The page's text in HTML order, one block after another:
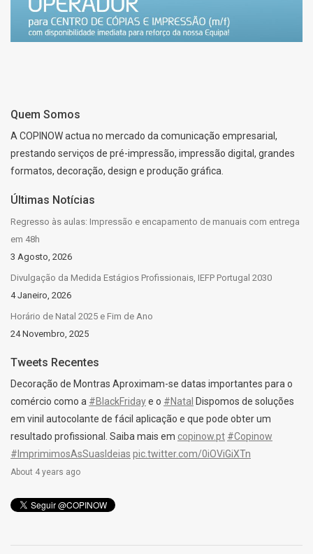
Quem Somos
A COPINOW actua no mercado da comunicação empresarial,
prestando serviços de pré-impressão, impressão digital, grandes
formatos, decoração, design e produção gráfica.
Últimas Notícias
Regresso às aulas: Impressão e encapamento de manuais com entrega
em 48h
3 Agosto, 2026
Divulgação da Medida Estágios Profissionais, IEFP Portugal 2030
4 Janeiro, 2026
Horário de Natal 2025 e Fim de Ano
24 Novembro, 2025
Tweets Recentes
Decoração de Montras Aproximam-se datas importantes para o
comércio como a #BlackFridaye o #Natal Dispomos de soluções
em vinil autocolante de fácil aplicação e que pode obter um
resultado profissional. Saiba mais em copinow.pt #Copinow
#ImprimimosAsSuasIdeias pic.twitter.com/0iOViGiXTn
About 4 years ago